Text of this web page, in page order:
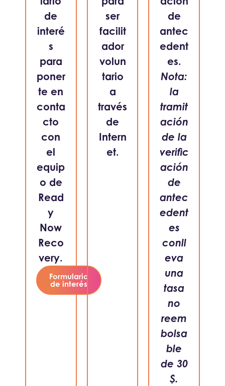
de
interé
s
para
poner
te en
conta
cto
con
el
equip
o de
Read
y
Now
Reco
very.
Formulario
de interés
ser
facilit
ador
volun
tario
a
través
de
Intern
et.
de
antec
edent
es.
Nota:
la
tramit
ación
de la
verific
ación
de
antec
edent
es
conll
eva
una
tasa
no
reem
bolsa
ble
de 30
$.